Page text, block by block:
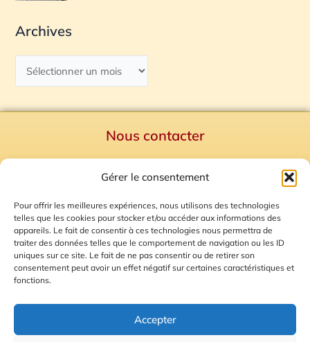
Gérer le consentement
Pour offrir les meilleures expériences, nous utilisons des technologies
telles que les cookies pour stocker et/ou accéder aux informations des
appareils. Le fait de consentir à ces technologies nous permettra de
traiter des données telles que le comportement de navigation ou les ID
uniques sur ce site. Le fait de ne pas consentir ou de retirer son
consentement peut avoir un effet négatif sur certaines caractéristiques et
fonctions.
Accepter
Archives
Nous contacter
Mentions Légales
Plan du site
Gestion des Cookies